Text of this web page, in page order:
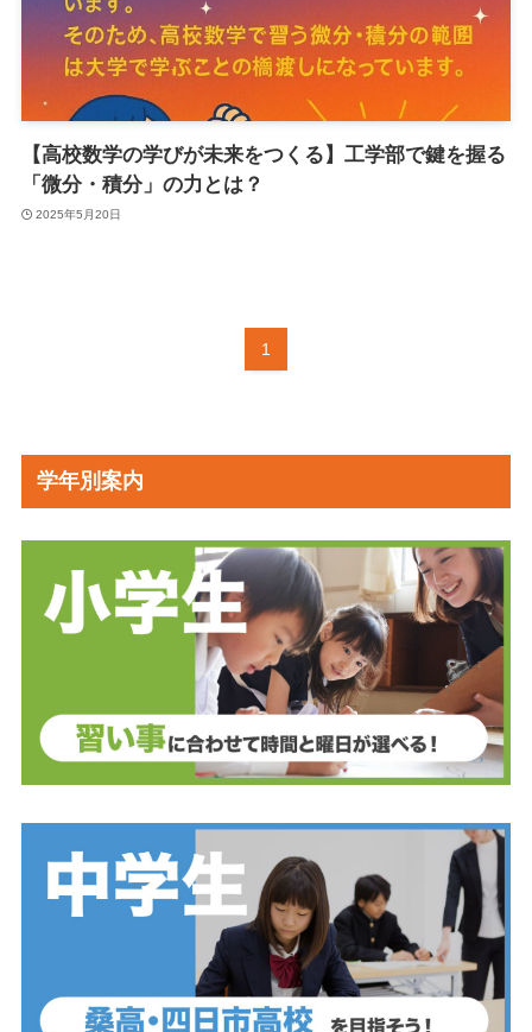
【高校数学の学びが未来をつくる】工学部で鍵を握る
「微分・積分」の力とは？
2025年5月20日
1
学年別案内